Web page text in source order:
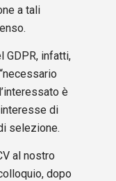
a tali
GDPR, infatti,
è
di
selezione.
al nostro
dopo